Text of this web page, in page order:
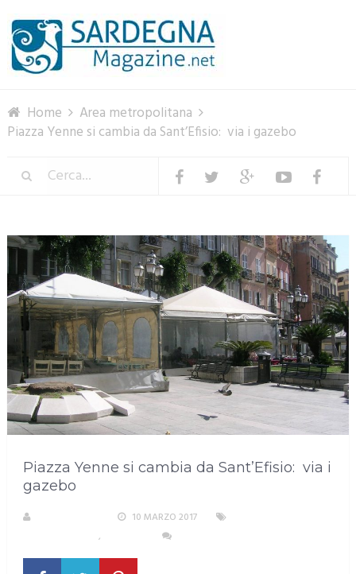
Home
Area metropolitana
Piazza Yenne si cambia da Sant’Efisio: via i gazebo
Piazza Yenne si cambia da Sant’Efisio: via i
gazebo
10 MARZO 2017
,